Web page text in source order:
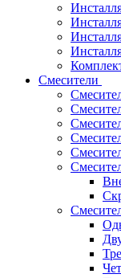
Смесители